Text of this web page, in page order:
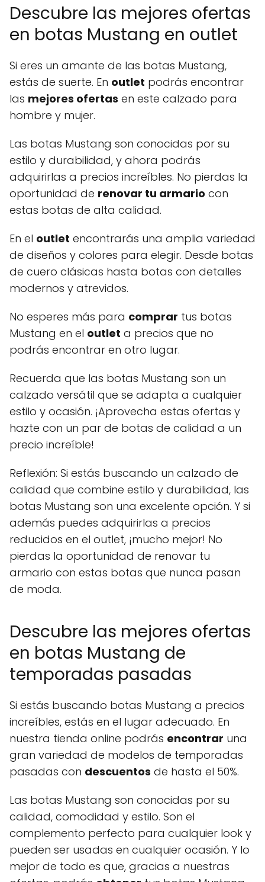
Descubre las mejores ofertas
en botas Mustang en outlet
Si eres un amante de las botas Mustang,
estás de suerte. En outlet podrás encontrar
las mejores ofertas en este calzado para
hombre y mujer.
Las botas Mustang son conocidas por su
estilo y durabilidad, y ahora podrás
adquirirlas a precios increíbles. No pierdas la
oportunidad de renovar tu armario con
estas botas de alta calidad.
En el outlet encontrarás una amplia variedad
de diseños y colores para elegir. Desde botas
de cuero clásicas hasta botas con detalles
modernos y atrevidos.
No esperes más para comprar tus botas
Mustang en el outlet a precios que no
podrás encontrar en otro lugar.
Recuerda que las botas Mustang son un
calzado versátil que se adapta a cualquier
estilo y ocasión. ¡Aprovecha estas ofertas y
hazte con un par de botas de calidad a un
precio increíble!
Reflexión: Si estás buscando un calzado de
calidad que combine estilo y durabilidad, las
botas Mustang son una excelente opción. Y si
además puedes adquirirlas a precios
reducidos en el outlet, ¡mucho mejor! No
pierdas la oportunidad de renovar tu
armario con estas botas que nunca pasan
de moda.
Descubre las mejores ofertas
en botas Mustang de
temporadas pasadas
Si estás buscando botas Mustang a precios
increíbles, estás en el lugar adecuado. En
nuestra tienda online podrás encontrar una
gran variedad de modelos de temporadas
pasadas con descuentos de hasta el 50%.
Las botas Mustang son conocidas por su
calidad, comodidad y estilo. Son el
complemento perfecto para cualquier look y
pueden ser usadas en cualquier ocasión. Y lo
mejor de todo es que, gracias a nuestras